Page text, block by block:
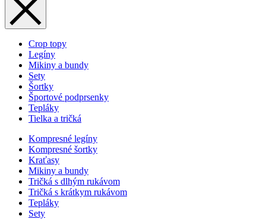
Crop topy
Legíny
Mikiny a bundy
Sety
Šortky
Športové podprsenky
Tepláky
Tielka a tričká
Kompresné legíny
Kompresné šortky
Kraťasy
Mikiny a bundy
Tričká s dlhým rukávom
Tričká s krátkym rukávom
Tepláky
Sety